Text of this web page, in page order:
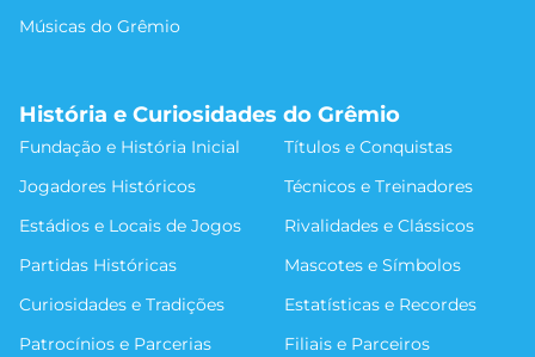
Músicas do Grêmio
História e Curiosidades do Grêmio
Fundação e História Inicial
Títulos e Conquistas
Jogadores Históricos
Técnicos e Treinadores
Estádios e Locais de Jogos
Rivalidades e Clássicos
Partidas Históricas
Mascotes e Símbolos
Curiosidades e Tradições
Estatísticas e Recordes
Patrocínios e Parcerias
Filiais e Parceiros